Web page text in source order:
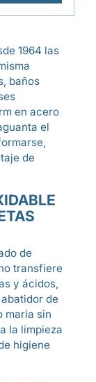
1964 las
baños
en acero
el
de
de
transfiere
y ácidos,
de
maría sin
la limpieza
higiene